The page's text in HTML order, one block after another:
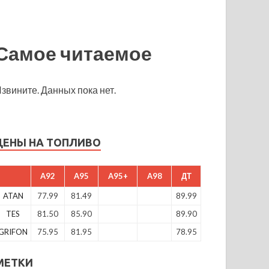
читаемое
Данных пока нет.
НА ТОПЛИВО
A92 A95 A95+ A98 ДТ
ATAN 77.99 81.49
89.99
TES
81.50 85.90
89.90
75.95 81.95 78.95